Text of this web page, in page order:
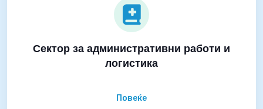
Сектор за административни работи и
логистика
Повеќе